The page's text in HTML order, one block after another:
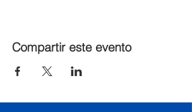
Compartir este evento